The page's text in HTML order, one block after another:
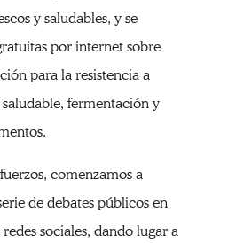
y saludables, y se
por internet sobre
para la resistencia a
fermentación y
comenzamos a
de debates públicos en
sociales, dando lugar a